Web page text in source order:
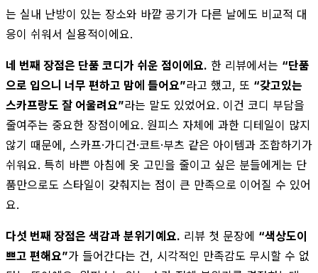
는 실내 난방이 있는 장소와 바깥 공기가 다른 날에도 비교적 대
응이 쉬워서 실용적이에요.
네 번째 장점은 단품 코디가 쉬운 점이에요. 한 리뷰에서는 “단품
으로 입으니 너무 편하고 맘에 들어요”라고 했고, 또 “갖고있는
스카프랑도 잘 어울려요”라는 말도 있었어요. 이건 코디 부담을
줄여주는 중요한 장점이에요. 원피스 자체에 과한 디테일이 많지
않기 때문에, 스카프·가디건·코트·부츠 같은 아이템과 조합하기가
쉬워요. 특히 바쁜 아침에 옷 고민을 줄이고 싶은 분들에게는 단
품만으로도 스타일이 갖춰지는 점이 큰 만족으로 이어질 수 있어
요.
다섯 번째 장점은 색감과 분위기예요. 리뷰 첫 문장에 “색상도이
쁘고 편해요”가 들어간다는 건, 시각적인 만족감도 무시할 수 없